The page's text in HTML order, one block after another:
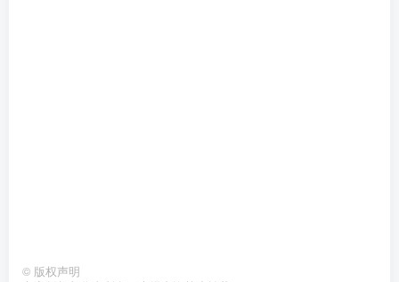
© 版权声明